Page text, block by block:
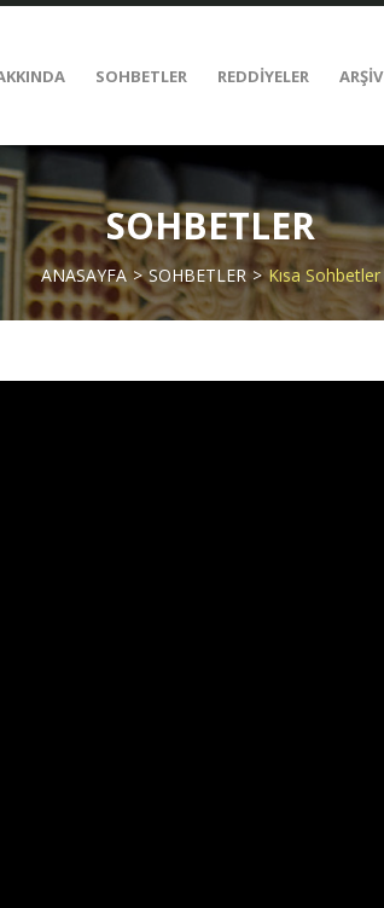
SOHBETLER REDDİYELER ARŞİV
SOHBETLER
ANASAYFA SOHBETLER Kısa Sohbetler